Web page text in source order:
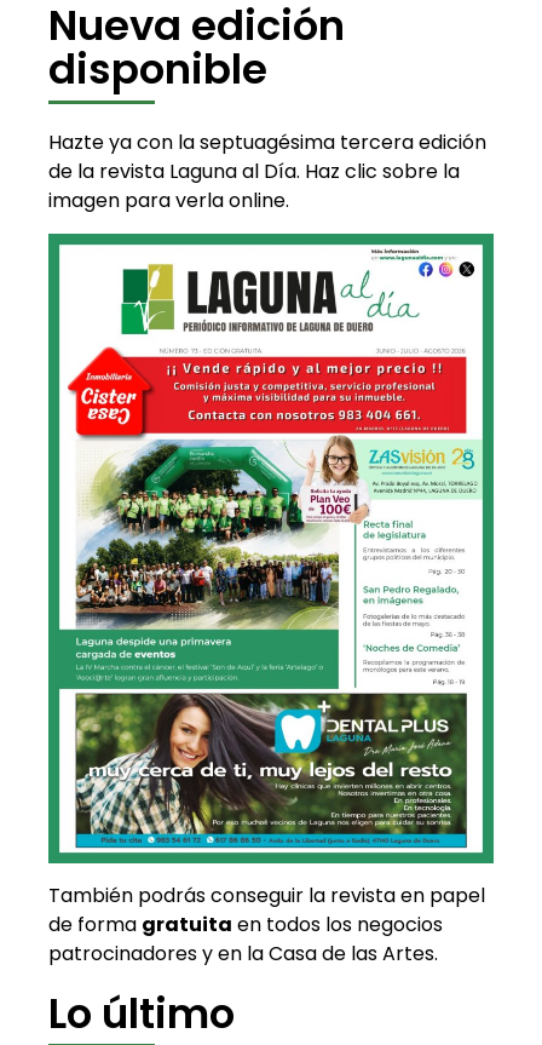
Nueva edición
disponible
Hazte ya con la septuagésima tercera edición
de la revista Laguna al Día. Haz clic sobre la
imagen para verla online.
También podrás conseguir la revista en papel
de forma gratuita en todos los negocios
patrocinadores y en la Casa de las Artes.
Lo último